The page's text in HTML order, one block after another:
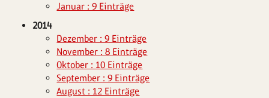
Januar : 9 Einträge
2014
Dezember : 9 Einträge
November : 8 Einträge
Oktober : 10 Einträge
September : 9 Einträge
August : 12 Einträge